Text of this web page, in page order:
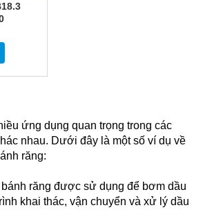
ứng dụng quan trọng trong các
nhau. Dưới đây là một số ví dụ về
răng:
răng được sử dụng để bơm dầu
khai thác, vận chuyển và xử lý dầu